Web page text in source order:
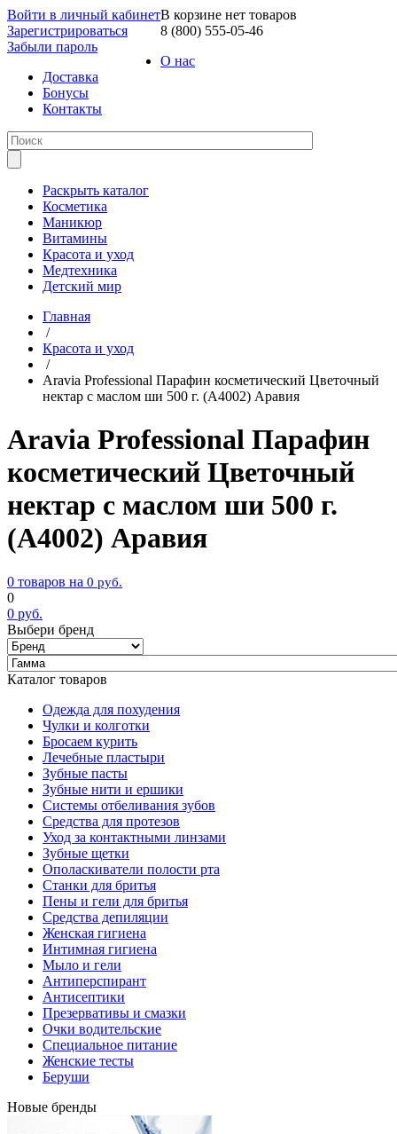
Войти в личный кабинет
Зарегистрироваться
Забыли пароль
В корзине нет товаров
8 (800) 555-05-46
О нас
Доставка
Бонусы
Контакты
Раскрыть каталог
Косметика
Маникюр
Витамины
Красота и уход
Медтехника
Детский мир
Главная
/
Красота и уход
/
Aravia Professional Парафин косметический Цветочный
нектар с маслом ши 500 г. (А4002) Аравия
Aravia Professional Парафин
косметический Цветочный
нектар с маслом ши 500 г.
(А4002) Аравия
0 товаров на 0 руб.
0
0 руб.
Выбери бренд
Каталог товаров
Одежда для похудения
Чулки и колготки
Бросаем курить
Лечебные пластыри
Зубные пасты
Зубные нити и ершики
Системы отбеливания зубов
Средства для протезов
Уход за контактными линзами
Зубные щетки
Ополаскиватели полости рта
Станки для бритья
Пены и гели для бритья
Средства депиляции
Женская гигиена
Интимная гигиена
Мыло и гели
Антиперспирант
Антисептики
Презервативы и смазки
Очки водительские
Специальное питание
Женские тесты
Беруши
Новые бренды